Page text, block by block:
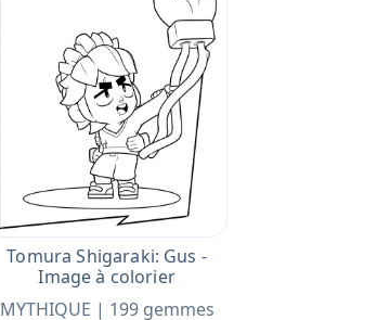
Tomura Shigaraki: Gus -
Image à colorier
MYTHIQUE | 199 gemmes